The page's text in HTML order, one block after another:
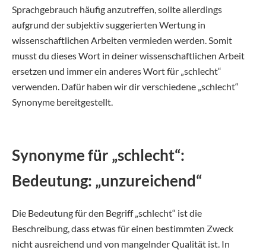
Sprachgebrauch häufig anzutreffen, sollte allerdings
aufgrund der subjektiv suggerierten Wertung in
wissenschaftlichen Arbeiten vermieden werden. Somit
musst du dieses Wort in deiner wissenschaftlichen Arbeit
ersetzen und immer ein anderes Wort für „schlecht“
verwenden. Dafür haben wir dir verschiedene „schlecht“
Synonyme bereitgestellt.
Synonyme für „schlecht“:
Bedeutung: „unzureichend“
Die Bedeutung für den Begriff „schlecht“ ist die
Beschreibung, dass etwas für einen bestimmten Zweck
nicht ausreichend und von mangelnder Qualität ist. In